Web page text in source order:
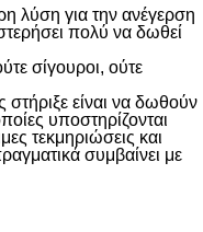
λύση για την ανέγερση
πολύ να δωθεί
σίγουροι, ούτε
είναι να δωθούν
υποστηρίζονται
τεκμηριώσεις και
συμβαίνει με